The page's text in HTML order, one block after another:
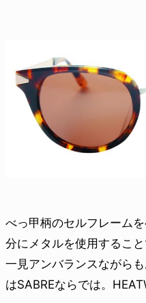
べっ甲柄のセルフレーム
分にメタルを使用すること
一見アンバランスながら
はSABREならでは。